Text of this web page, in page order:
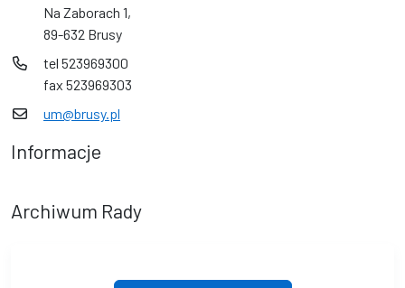
Na Zaborach 1,
89-632 Brusy
tel 523969300
fax 523969303
um@brusy.pl
Informacje
Archiwum Rady